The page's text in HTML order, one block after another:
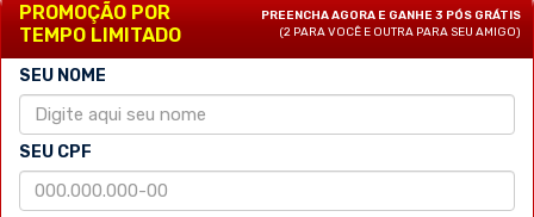
PROMOÇÃO POR
TEMPO LIMITADO
PREENCHA AGORA E GANHE 3 PÓS GRÁTIS
(2 PARA VOCÊ E OUTRA PARA SEU AMIGO)
SEU NOME
SEU CPF